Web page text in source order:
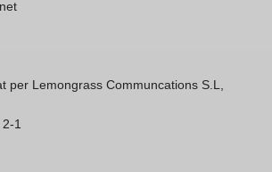
per Lemongrass Communcations S.L,
1